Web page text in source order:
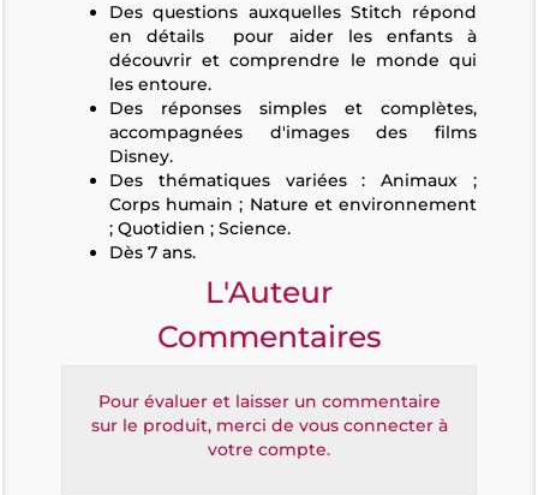
Des questions auxquelles Stitch répond
en détails pour aider les enfants à
découvrir et comprendre le monde qui
les entoure.
Des réponses simples et complètes,
accompagnées d'images des films
Disney.
Des thématiques variées : Animaux ;
Corps humain ; Nature et environnement
; Quotidien ; Science.
Dès 7 ans.
L'Auteur
Commentaires
Pour évaluer et laisser un commentaire
sur le produit, merci de vous connecter à
votre compte.